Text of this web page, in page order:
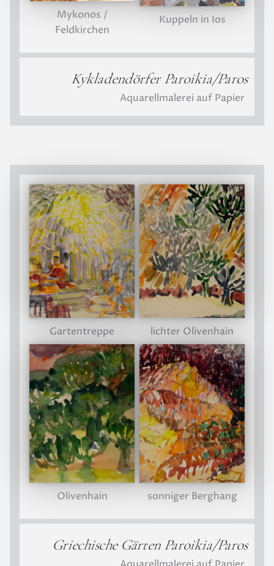
Mykonos /
Feldkirchen
Kuppeln in Ios
Kykladendörfer Paroikia/Paros
Aquarellmalerei auf Papier
Gartentreppe lichter Olivenhain
Olivenhain sonniger Berghang
Griechische Gärten Paroikia/Paros